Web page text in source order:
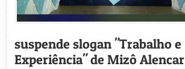
suspende slogan "Trabalho e
Experiência" de Mizô Alencar